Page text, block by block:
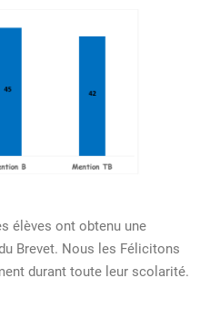
élèves ont obtenu une
Brevet. Nous les Félicitons
durant toute leur scolarité.